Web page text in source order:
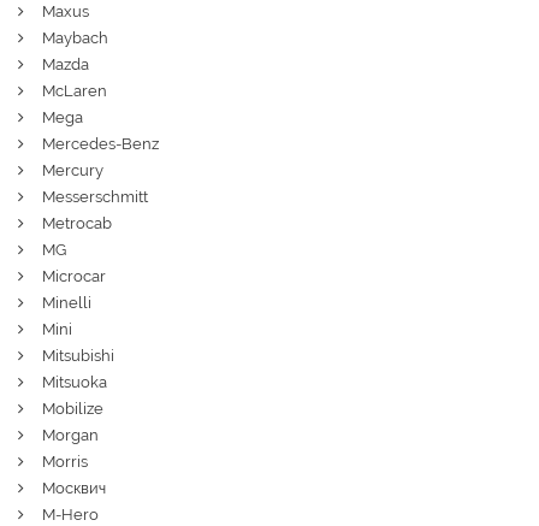
Maxus
Maybach
Mazda
McLaren
Mega
Mercedes-Benz
Mercury
Messerschmitt
Metrocab
MG
Microcar
Minelli
Mini
Mitsubishi
Mitsuoka
Mobilize
Morgan
Morris
Москвич
M-Hero